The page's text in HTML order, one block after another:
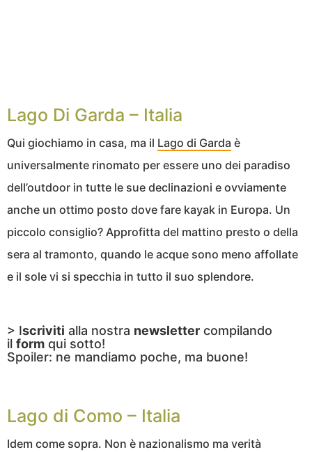
Lago Di Garda – Italia
Qui giochiamo in casa, ma il Lago di Garda è
universalmente rinomato per essere uno dei paradiso
dell’outdoor in tutte le sue declinazioni e ovviamente
anche un ottimo posto dove fare kayak in Europa. Un
piccolo consiglio? Approfitta del mattino presto o della
sera al tramonto, quando le acque sono meno affollate
e il sole vi si specchia in tutto il suo splendore.
> Iscriviti alla nostra newsletter compilando
il form qui sotto!
Spoiler: ne mandiamo poche, ma buone!
Lago di Como – Italia
Idem come sopra. Non è nazionalismo ma verità